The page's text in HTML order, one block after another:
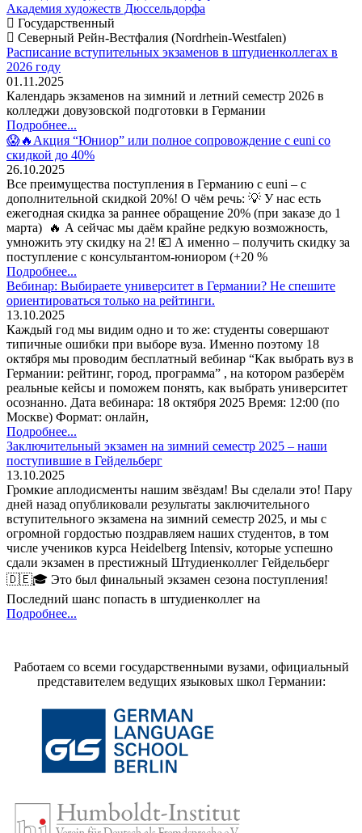
Академия художеств Дюссельдорфа
Государственный
Северный Рейн-Вестфалия (Nordrhein-Westfalen)
Расписание вступительных экзаменов в штудиенколлегах в
2026 году
01.11.2025
Календарь экзаменов на зимний и летний семестр 2026 в
колледжи довузовской подготовки в Германии
Подробнее...
😱🔥Акция “Юниор” или полное сопровождение с euni со
скидкой до 40%
26.10.2025
Все преимущества поступления в Германию с euni – с
дополнительной скидкой 20%! О чём речь: 💡 У нас есть
ежегодная скидка за раннее обращение 20% (при заказе до 1
марта) 🔥 А сейчас мы даём крайне редкую возможность,
умножить эту скидку на 2! 💶 А именно – получить скидку за
поступление с консультантом-юниором (+20 %
Подробнее...
Вебинар: Выбираете университет в Германии? Не спешите
ориентироваться только на рейтинги.
13.10.2025
Каждый год мы видим одно и то же: студенты совершают
типичные ошибки при выборе вуза. Именно поэтому 18
октября мы проводим бесплатный вебинар “Как выбрать вуз в
Германии: рейтинг, город, программа” , на котором разберём
реальные кейсы и поможем понять, как выбрать университет
осознанно. Дата вебинара: 18 октября 2025 Время: 12:00 (по
Москве) Формат: онлайн,
Подробнее...
Заключительный экзамен на зимний семестр 2025 – наши
поступившие в Гейдельберг
13.10.2025
Громкие аплодисменты нашим звёздам! Вы сделали это! Пару
дней назад опубликовали результаты заключительного
вступительного экзамена на зимний семестр 2025, и мы с
огромной гордостью поздравляем наших студентов, в том
числе учеников курса Heidelberg Intensiv, которые успешно
сдали экзамен в престижный Штудиенколлег Гейдельберг
🇩🇪🎓 Это был финальный экзамен сезона поступления!
Последний шанс попасть в штудиенколлег на
Подробнее...
Работаем со всеми государственными вузами, официальный
представителем ведущих языковых школ Германии: